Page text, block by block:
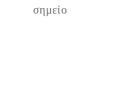
σημείο